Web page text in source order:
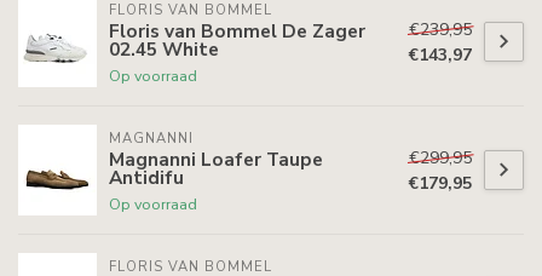
FLORIS VAN BOMMEL
Floris van Bommel De Zager
02.45 White
Op voorraad
€239,95
€143,97
MAGNANNI
Magnanni Loafer Taupe
Antidifu
Op voorraad
€299,95
€179,95
FLORIS VAN BOMMEL